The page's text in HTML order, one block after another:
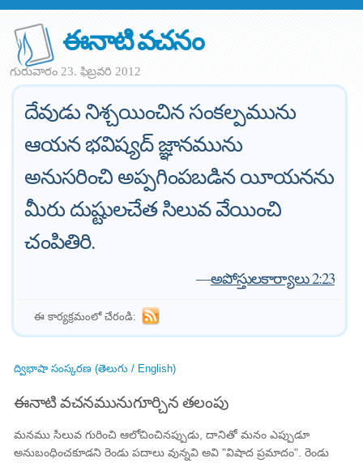
ఈనాటి వచనం
గురువారం 23. ఫిబ్రవరి 2012
దేవుడు నిశ్చయించిన సంకల్పమును
ఆయన భవిష్యద్‌ జ్ఞానమును
అనుసరించి అప్పగింపబడిన యీయనను
మీరు దుష్టులచేత సిలువ వేయించి
చంపితిరి.
—అపోస్తులకార్యాలు 2:23
ఈ కార్యక్రమంలో చేరండి:
ద్విభాషా సంస్కరణ (తెలుగు / English)
ఈనాటి వచనమునుగూర్చిన తలంపు
మనము సిలువ గురించి ఆలోచించినప్పుడు, దానితో మనం ఎప్పుడూ
అనుబంధించకూడని రెండు పదాలు వున్నవి అవి "విషాద ప్రమాదం". రెండు